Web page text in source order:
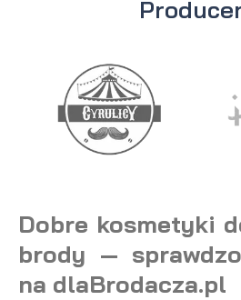
Dobre kosmetyki
brody —
na dlaBrodacza.pl